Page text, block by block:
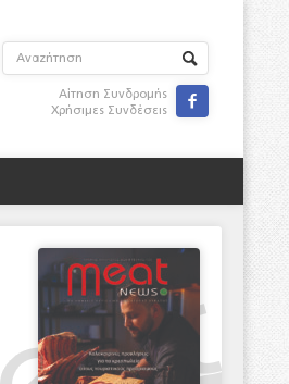
Αίτηση Συνδρομής
Χρήσιμες Συνδέσεις
